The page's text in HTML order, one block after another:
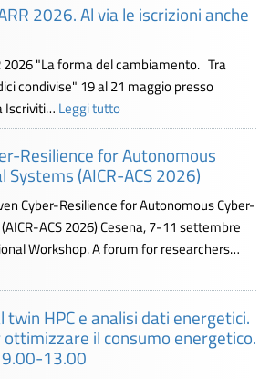
2026. Al via le iscrizioni anche
2026 "La forma del cambiamento. Tra
condivise" 19 al 21 maggio presso
Iscriviti… Leggi tutto
Resilience for Autonomous
Systems (AICR-ACS 2026)
Cyber-Resilience for Autonomous Cyber-
ACS 2026) Cesena, 7-11 settembre
Workshop. A forum for researchers…
twin HPC e analisi dati energetici.
il consumo energetico.
13.00